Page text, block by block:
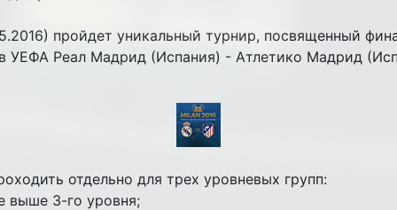
пройдет уникальный турнир, посвященный
УЕФА Реал Мадрид (Испания) - Атлетико Мадрид
отдельно для трех уровневых групп:
выше 3-го уровня;